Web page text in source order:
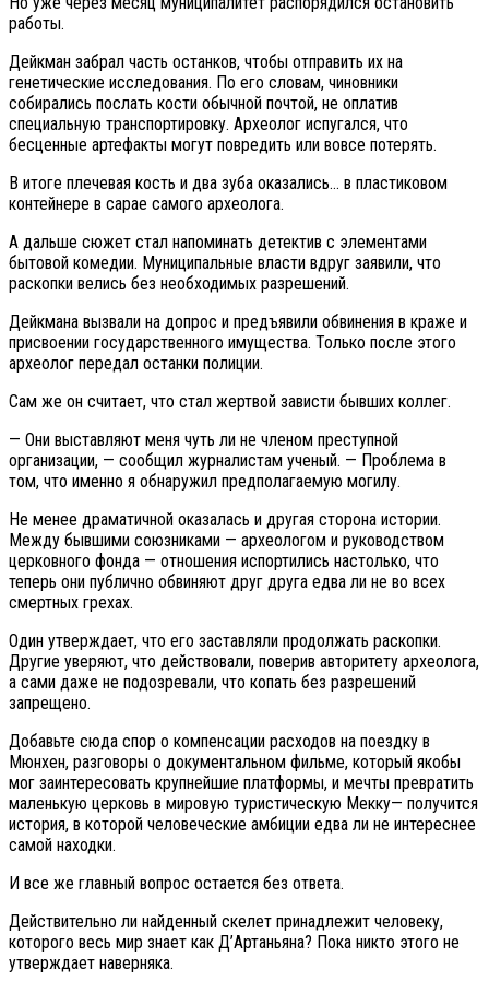
работы.
Дейкман забрал часть останков, чтобы отправить их на
генетические исследования. По его словам, чиновники
собирались послать кости обычной почтой, не оплатив
специальную транспортировку. Археолог испугался, что
бесценные артефакты могут повредить или вовсе потерять.
В итоге плечевая кость и два зуба оказались… в пластиковом
контейнере в сарае самого археолога.
А дальше сюжет стал напоминать детектив с элементами
бытовой комедии. Муниципальные власти вдруг заявили, что
раскопки велись без необходимых разрешений.
Дейкмана вызвали на допрос и предъявили обвинения в краже и
присвоении государственного имущества. Только после этого
археолог передал останки полиции.
Сам же он считает, что стал жертвой зависти бывших коллег.
— Они выставляют меня чуть ли не членом преступной
организации, — сообщил журналистам ученый. — Проблема в
том, что именно я обнаружил предполагаемую могилу.
Не менее драматичной оказалась и другая сторона истории.
Между бывшими союзниками — археологом и руководством
церковного фонда — отношения испортились настолько, что
теперь они публично обвиняют друг друга едва ли не во всех
смертных грехах.
Один утверждает, что его заставляли продолжать раскопки.
Другие уверяют, что действовали, поверив авторитету археолога,
а сами даже не подозревали, что копать без разрешений
запрещено.
Добавьте сюда спор о компенсации расходов на поездку в
Мюнхен, разговоры о документальном фильме, который якобы
мог заинтересовать крупнейшие платформы, и мечты превратить
маленькую церковь в мировую туристическую Мекку— получится
история, в которой человеческие амбиции едва ли не интереснее
самой находки.
И все же главный вопрос остается без ответа.
Действительно ли найденный скелет принадлежит человеку,
которого весь мир знает как Д’Артаньяна? Пока никто этого не
утверждает наверняка.